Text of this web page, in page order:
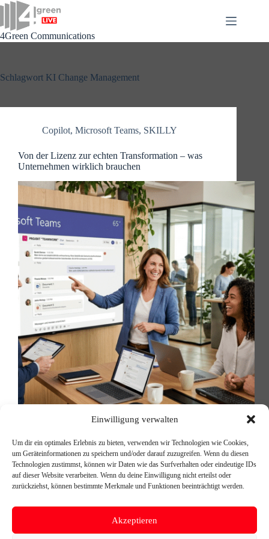
Einwilligung verwalten
Um dir ein optimales Erlebnis zu bieten, verwenden wir Technologien wie Cookies,
um Geräteinformationen zu speichern und/oder darauf zuzugreifen. Wenn du diesen
Technologien zustimmst, können wir Daten wie das Surfverhalten oder eindeutige IDs
auf dieser Website verarbeiten. Wenn du deine Einwilligung nicht erteilst oder
zurückziehst, können bestimmte Merkmale und Funktionen beeinträchtigt werden.
Akzeptieren
Zum
Inhalt
springen
4Green Communications
Schlagwort KI Change Management
Copilot, Microsoft Teams, SKILLY
Von der Lizenz zur echten Transformation – was
Unternehmen wirklich brauchen
Ein Satz, den wir in fast jedem Beratungsgespräch
aber keiner nutzt das wirklich.” Das ist kein
Einzelfall. Das ist ein Muster. Und es beschreibt
genau den Unterschied zwischen dem Kauf einer…
Michael Reischer
14. Mai 2026